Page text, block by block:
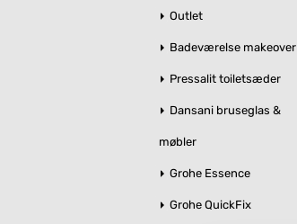
Outlet
Badeværelse makeover
Pressalit toiletsæder
Dansani bruseglas &
møbler
Grohe Essence
Grohe QuickFix